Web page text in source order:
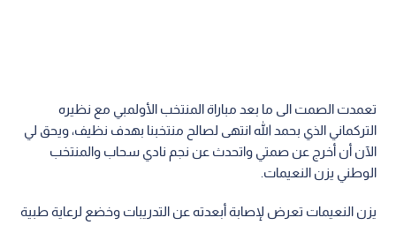
تعمدت الصمت الى ما بعد مباراة المنتخب الأولمبي مع نظيره
التركماني الذي بحمد الله انتهى لصالح منتخبنا بهدف نظيف، ويحق لي
الآن أن أخرج عن صمتي واتحدث عن نجم نادي سحاب والمنتخب
الوطني يزن النعيمات.
يزن النعيمات تعرض لإصابة أبعدته عن التدريبات وخضع لرعاية طبية